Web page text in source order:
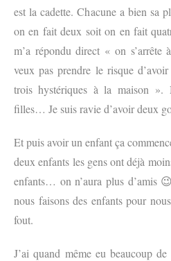
est la cadette. Chacune a bien sa
on en fait deux soit on en fait
m’a répondu direct « on
veux pas prendre le risque
trois hystériques à la maison
filles… Je suis ravie d’avoir deux
Et puisavoir un enfant ça
deux enfants les gens ont déjà
enfants… on n’aura plus d’amis
nous faisons des enfants pour
fout.
J’ai quand même eu beaucoup